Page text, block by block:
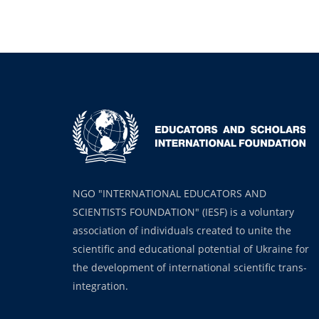
NGO "INTERNATIONAL EDUCATORS AND
SCIENTISTS FOUNDATION" (IESF) is a voluntary
association of individuals created to unite the
scientific and educational potential of Ukraine for
the development of international scientific trans-
integration.